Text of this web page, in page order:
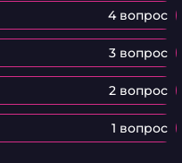
4 вопрос
3 вопрос
2 вопрос
1 вопрос